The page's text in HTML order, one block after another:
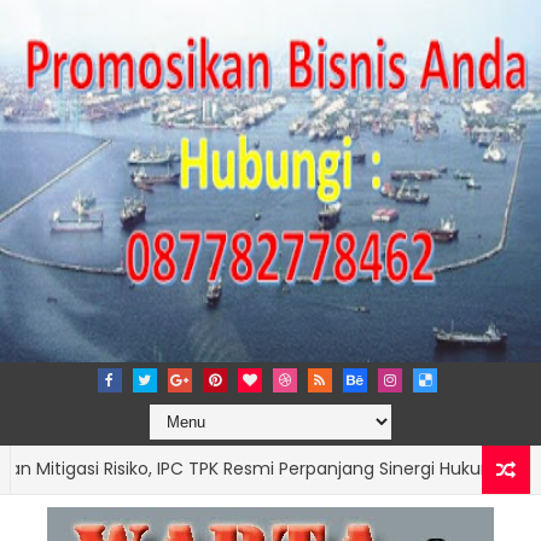
Risiko, IPC TPK Resmi Perpanjang Sinergi Hukum Bersama